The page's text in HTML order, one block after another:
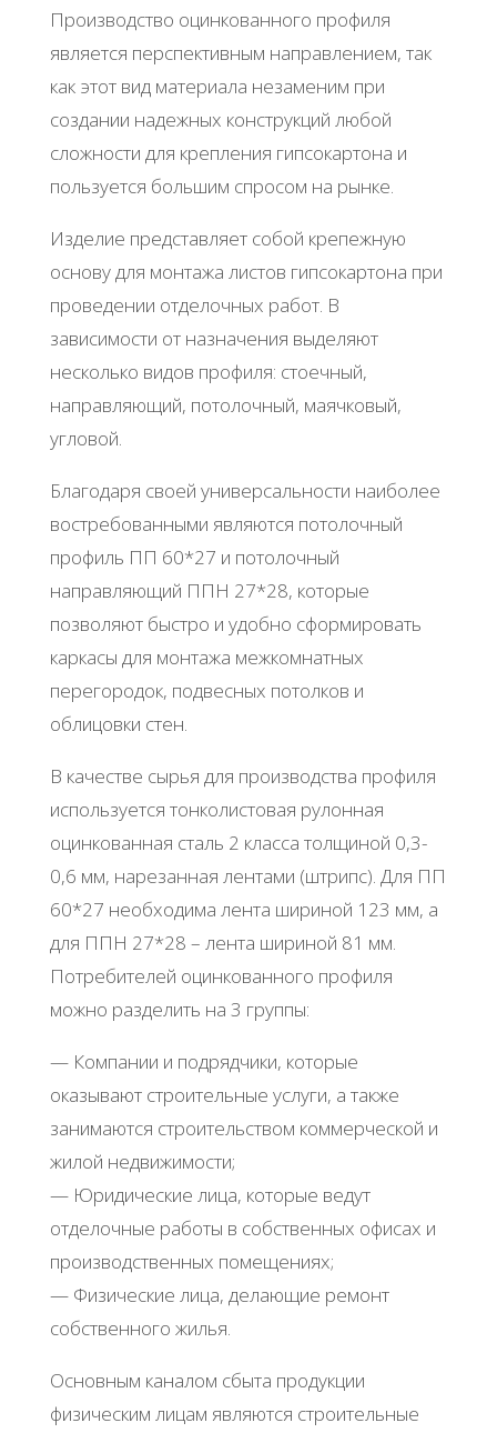
Производство оцинкованного профиля
является перспективным направлением, так
как этот вид материала незаменим при
создании надежных конструкций любой
сложности для крепления гипсокартона и
пользуется большим спросом на рынке.
Изделие представляет собой крепежную
основу для монтажа листов гипсокартона при
проведении отделочных работ. В
зависимости от назначения выделяют
несколько видов профиля: стоечный,
направляющий, потолочный, маячковый,
угловой.
Благодаря своей универсальности наиболее
востребованными являются потолочный
профиль ПП 60*27 и потолочный
направляющий ППН 27*28, которые
позволяют быстро и удобно сформировать
каркасы для монтажа межкомнатных
перегородок, подвесных потолков и
облицовки стен.
В качестве сырья для производства профиля
используется тонколистовая рулонная
оцинкованная сталь 2 класса толщиной 0,3-
0,6 мм, нарезанная лентами (штрипс). Для ПП
60*27 необходима лента шириной 123 мм, а
для ППН 27*28 – лента шириной 81 мм.
Потребителей оцинкованного профиля
можно разделить на 3 группы:
— Компании и подрядчики, которые
оказывают строительные услуги, а также
занимаются строительством коммерческой и
жилой недвижимости;
— Юридические лица, которые ведут
отделочные работы в собственных офисах и
производственных помещениях;
— Физические лица, делающие ремонт
собственного жилья.
Основным каналом сбыта продукции
физическим лицам являются строительные